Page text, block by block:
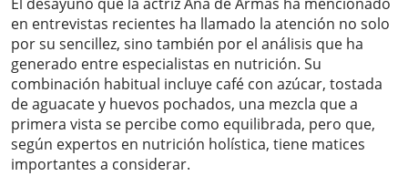
en entrevistas recientes ha llamado la atención no solo
por su sencillez, sino también por el análisis que ha
generado entre especialistas en nutrición. Su
combinación habitual incluye café con azúcar, tostada
de aguacate y huevos pochados, una mezcla que a
primera vista se percibe como equilibrada, pero que,
según expertos en nutrición holística, tiene matices
importantes a considerar.